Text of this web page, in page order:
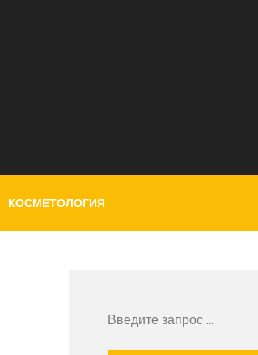
КОСМЕТОЛОГИЯ